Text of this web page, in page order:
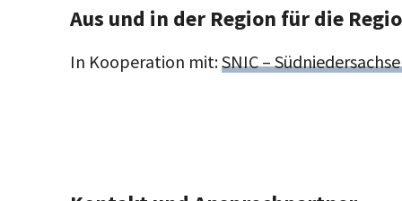
Aus und in der Region für die
In Kooperation mit:SNIC –